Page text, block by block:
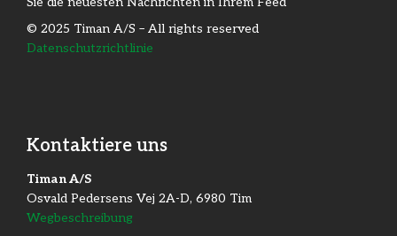
© 2025 Timan A/S – All rights reserved
Datenschutzrichtlinie
Kontaktiere uns
Timan A/S
Osvald Pedersens Vej 2A-D, 6980 Tim
Wegbeschreibung